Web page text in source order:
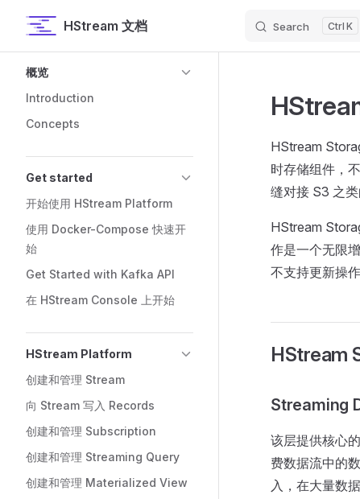
Skip to contentHStream 文档 Search K
概览
Introduction
Concepts
Get started
开始使用 HStream Platform
使用 Docker-Compose 快速开
始
Get Started with Kafka API
在 HStream Console 上开始
HStream Platform
创建和管理 Stream
向 Stream 写入 Records
创建和管理 Subscription
创建和管理 Streaming Query
创建和管理 Materialized View
HStream
时存储组件，
缝对接 S3 之
HStream
作是一个无限
不支持更新操
HStream
Streaming
该层提供核心
费数据流中的
入，在大量数